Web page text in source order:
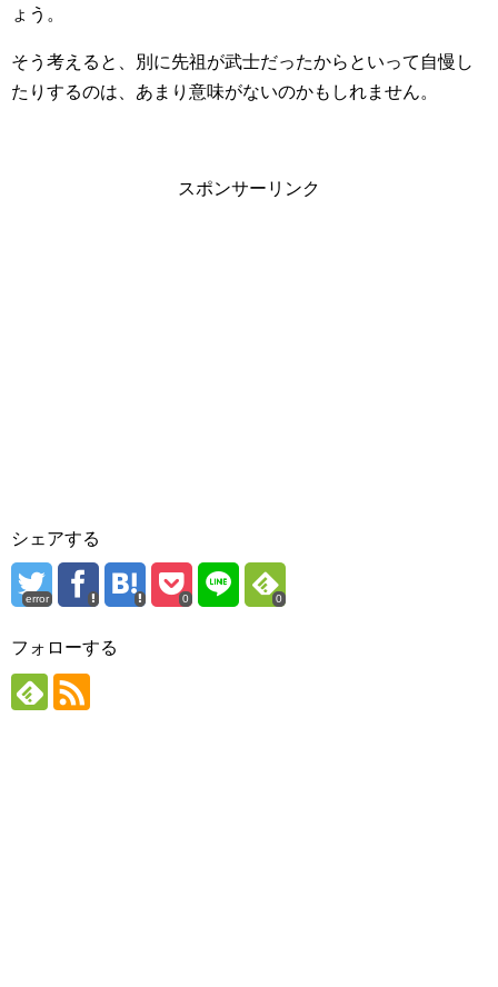
ょう。
そう考えると、別に先祖が武士だったからといって自慢し
たりするのは、あまり意味がないのかもしれません。
スポンサーリンク
シェアする
error 0 0
フォローする